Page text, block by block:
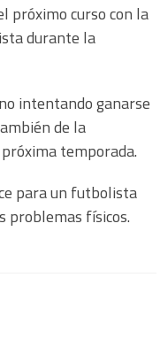
próximo curso con la
durante la
intentando ganarse
de la
temporada.
para un futbolista
problemas físicos.